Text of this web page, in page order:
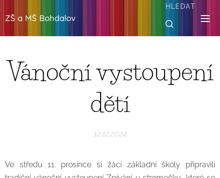
ZŠ a MŠ Bohdalov
HLEDAT
Vánoční vystoupení
dětí
12.12.2024
Ve středu 11. prosince si žáci základní školy připravili